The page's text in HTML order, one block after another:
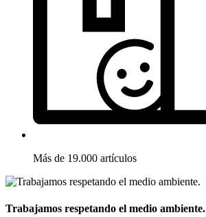
Más de 19.000 artículos
Trabajamos respetando el medio ambiente.